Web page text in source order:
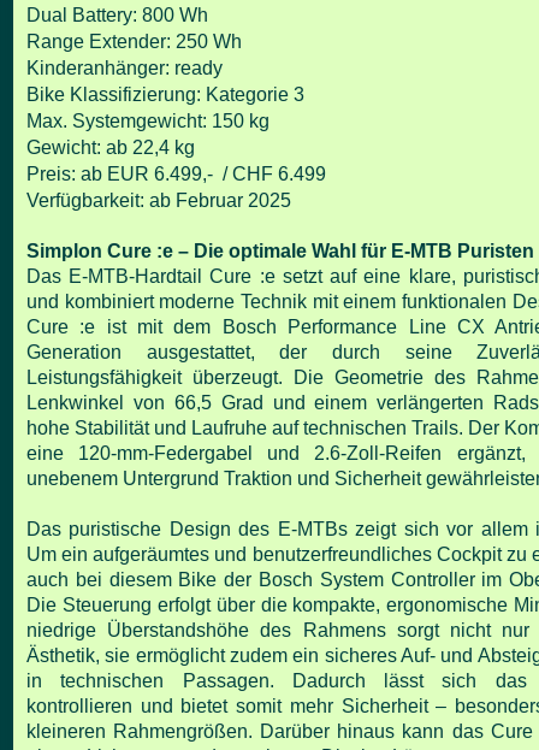
Dual Battery: 800 Wh
Range Extender: 250 Wh
Kinderanhänger: ready
Bike Klassifizierung: Kategorie 3
Max. Systemgewicht: 150 kg
Gewicht: ab 22,4 kg
Preis: ab EUR 6.499,- / CHF 6.499
Verfügbarkeit: ab Februar 2025
Simplon Cure :e – Die optimale Wahl für E-MTB Puristen
Das E-MTB-Hardtail Cure :e setzt auf eine klare,
und kombiniert moderne Technik mit einem funktionalen
Cure :e ist mit dem Bosch Performance Line CX
Generation ausgestattet, der durch seine
Leistungsfähigkeit überzeugt. Die Geometrie des
Lenkwinkel von 66,5 Grad und einem verlängerten
hohe Stabilität und Laufruhe auf technischen Trails. Der
eine 120-mm-Federgabel und 2.6-Zoll-Reifen
unebenem Untergrund Traktion und Sicherheit
Das puristische Design des E-MTBs zeigt sich vor allem
Um ein aufgeräumtes und benutzerfreundliches Cockpit zu
auch bei diesem Bike der Bosch System Controller im
Die Steuerung erfolgt über die kompakte, ergonomische
niedrige Überstandshöhe des Rahmens sorgt nicht
Ästhetik, sie ermöglicht zudem ein sicheres Auf- und
in technischen Passagen. Dadurch lässt sich das
kontrollieren und bietet somit mehr Sicherheit –
kleineren Rahmengrößen. Darüber hinaus kann das